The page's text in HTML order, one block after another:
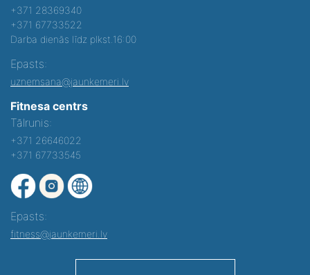
+371 28369340
+371 67733522
Darba dienās līdz plkst.16:00
Epasts:
uznemsana@jaunkemeri.lv
Fitnesa centrs
Tālrunis:
+371 26646022
+371 67733545
Epasts:
fitness@jaunkemeri.lv